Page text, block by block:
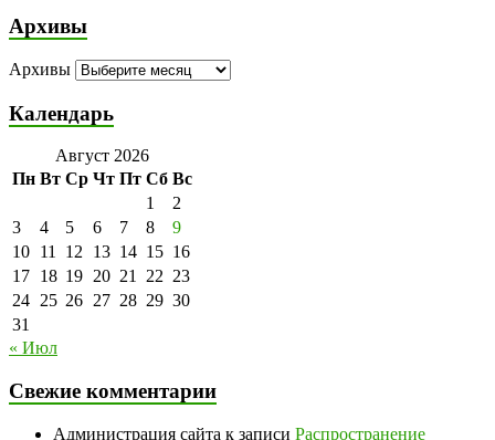
Архивы
Архивы
Календарь
Август 2026
Пн Вт Ср Чт Пт Сб Вс
1
2
3
4 5 6 7 8
9
10 11 12 13 14 15 16
17 18 19 20 21 22 23
24 25 26 27 28 29 30
31
« Июл
Свежие комментарии
Администрация сайта к записи Распространение